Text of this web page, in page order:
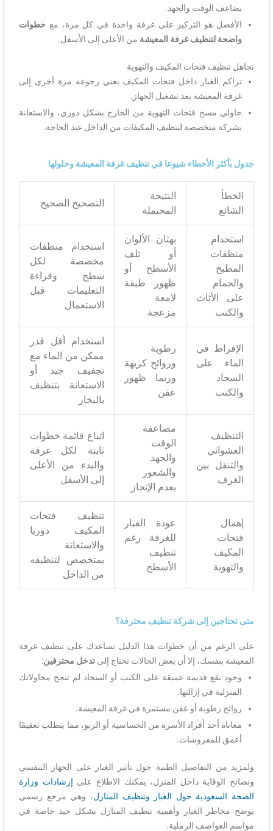
يضاعف الوقت والجهد.
الأفضل هو التركيز على غرفة واحدة في كل مرة، مع خطوات
واضحة لتنظيف غرفة المعيشة من الأعلى إلى الأسفل.
تجاهل تنظيف فتحات المكيف والتهوية
تراكم الغبار داخل فتحات المكيف يعني رجوعه مرة أخرى إلى
غرفة المعيشة بعد تشغيل الجهاز.
حاولي مسح فتحات التهوية من الخارج بشكل دوري، والاستعانة
بشركة متخصصة لتنظيف المكيفات من الداخل عند الحاجة.
جدول بأكثر الأخطاء شيوعا في تنظيف غرفة المعيشة وحلولها
الخطأ
الشائع
النتيجة
المحتملة
التصحيح الصحيح
استخدام
منظفات
المطبخ
والحمام
على الأثاث
والكنب
بهتان الألوان
أو تلف
الأسطح أو
ظهور طبقة
لامعة
مزعجة
استخدام منظفات
مخصصة لكل
سطح وقراءة
التعليمات قبل
الاستعمال
الإفراط في
الماء على
السجاد
والكنب
رطوبة
وروائح كريهة
وربما ظهور
عفن
استخدام أقل قدر
ممكن من الماء مع
تجفيف جيد أو
الاستعانة بتنظيف
بالبخار
التنظيف
العشوائي
والتنقل بين
الغرف
مضاعفة
الوقت
والجهد
والشعور
بعدم الإنجاز
اتباع قائمة خطوات
ثابتة لكل غرفة
والبدء من الأعلى
إلى الأسفل
إهمال
فتحات
المكيف
والتهوية
عودة الغبار
للغرفة رغم
تنظيف
الأسطح
تنظيف فتحات
المكيف دوريا
والاستعانة
بمتخصص لتنظيفه
من الداخل
متى تحتاجين إلى شركة تنظيف محترفة؟
على الرغم من أن خطوات هذا الدليل تساعدك على تنظيف غرفة
المعيشة بنفسك، إلا أن بعض الحالات تحتاج إلىتدخل محترفين:
وجود بقع قديمة عميقة على الكنب أو السجاد لم تنجح محاولاتك
المنزلية في إزالتها.
روائح رطوبة أو عفن مستمرة في غرفة المعيشة.
معاناة أحد أفراد الأسرة من الحساسية أو الربو، مما يتطلب تعقيمًا
أعمق للمفروشات.
ولمزيد من التفاصيل الطبية حول تأثير الغبار على الجهاز التنفسي
ونصائح الوقاية داخل المنزل، يمكنك الاطلاع على إرشادات وزارة
الصحة السعودية حول الغبار وتنظيف المنازل، وهي مرجع رسمي
يوضح مخاطر الغبار وأهمية تنظيف المنازل بشكل جيد خاصة في
مواسم العواصف الرملية.